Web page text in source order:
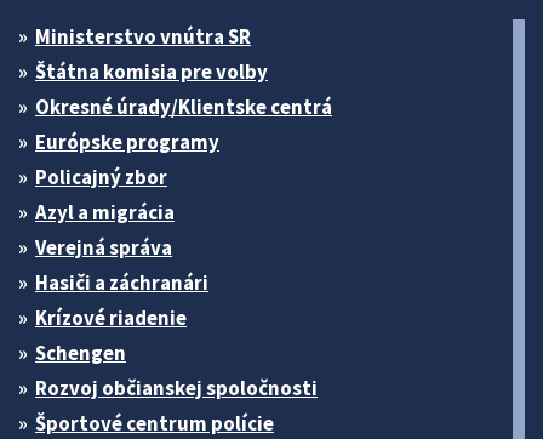
Ministerstvo vnútra SR
Štátna komisia pre volby
Okresné úrady/Klientske centrá
Európske programy
Policajný zbor
Azyl a migrácia
Verejná správa
Hasiči a záchranári
Krízové riadenie
Schengen
Rozvoj občianskej spoločnosti
Športové centrum polície